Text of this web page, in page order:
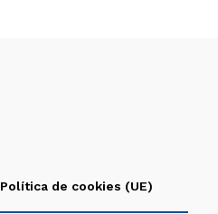
Política de cookies (UE)